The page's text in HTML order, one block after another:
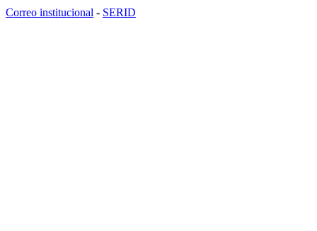
Correo institucional - SERID